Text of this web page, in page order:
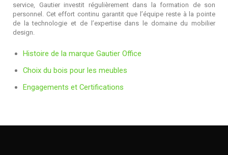
service, Gautier investit régulièrement dans la formation de son
personnel. Cet effort continu garantit que l’équipe reste à la pointe
de la technologie et de l’expertise dans le domaine du mobilier
design.
Histoire de la marque Gautier Office
Choix du bois pour les meubles
Engagements et Certifications